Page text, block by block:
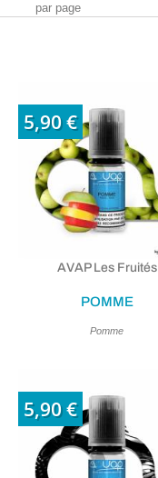
par page
5,90 €
AVAP Les Fruités
POMME
Pomme
5,90 €